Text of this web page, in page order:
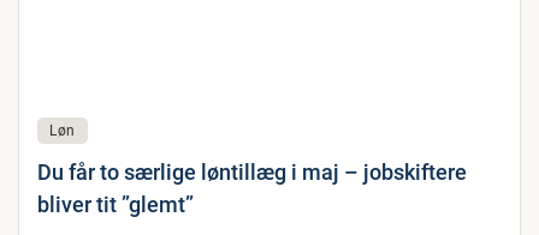
Løn
Du får to særlige løntillæg i maj – jobskiftere
bliver tit ”glemt”